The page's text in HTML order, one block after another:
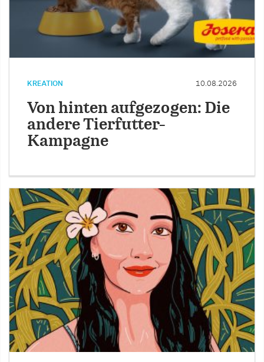
KREATION 10.08.2026
Von hinten aufgezogen: Die
andere Tierfutter-
Kampagne